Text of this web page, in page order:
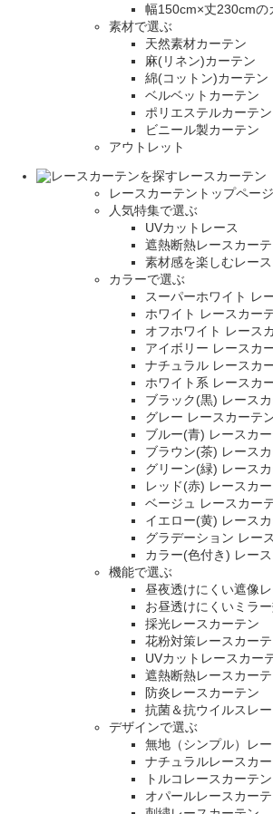
幅150cm×丈230cmの
素材で選ぶ
天然素材カーテン
麻(リネン)カーテン
綿(コットン)カーテン
ベルベットカーテン
ポリエステルカーテン
ビニール製カーテン
アウトレット
レースカーテン
レースカーテントップページ
人気特集で選ぶ
UVカットレース
遮熱断熱レースカー
素材感を楽しむレース
カラーで選ぶ
スーパーホワイト レ
ホワイト レースカー
オフホワイト レース
アイボリー レースカ
ナチュラル レースカ
ホワイト系 レースカ
ブラック(黒) レース
グレー レースカーテ
ブルー(青) レースカ
ブラウン(茶) レース
グリーン(緑) レース
レッド(赤) レースカ
ベージュ レースカー
イエロー(黄) レース
グラデーション レー
カラー(色付き) レー
機能で選ぶ
昼夜透けにくい遮像
お昼透けにくいミラ
採光レースカーテン
花粉対策レースカー
UVカットレースカー
遮熱断熱レースカー
防炎レースカーテン
抗菌＆抗ウイルスレ
デザインで選ぶ
無地（シンプル）レ
ナチュラルレースカ
トルコレースカーテン
オパールレースカー